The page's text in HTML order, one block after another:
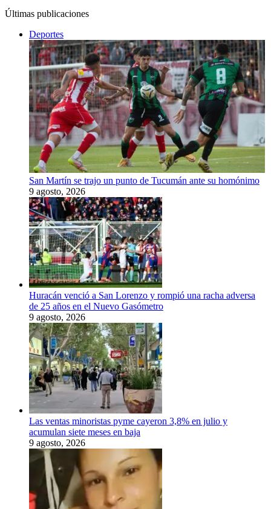
Últimas publicaciones
Deportes
San Martín se trajo un punto de Tucumán ante su homónimo
9 agosto, 2026
Huracán venció a San Lorenzo y rompió una racha adversa
de 25 años en el Nuevo Gasómetro
9 agosto, 2026
Las ventas minoristas pyme cayeron 3,8% en julio y
acumulan siete meses en baja
9 agosto, 2026